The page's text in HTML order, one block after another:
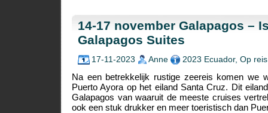
14-17 november Galapagos –
Galapagos Suites
17-11-2023 Anne 2023 Ecuador, Op reis
Na een betrekkelijk rustige zeereis komen we
Puerto Ayora op het eiland Santa Cruz. Dit
Galapagos van waaruit de meeste cruises
ook een stuk drukker en meer toeristisch dan